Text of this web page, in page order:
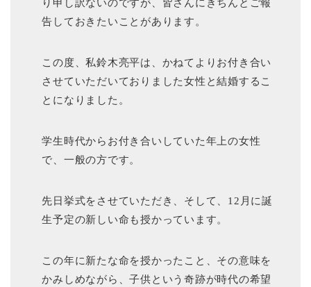
り申し訳ないのですが、皆さんにきちんとご報
告しておきたいことがあります。
この度、私鈴木亮平は、かねてよりお付き合い
させていただいておりました女性と結婚するこ
とになりました。
学生時代からお付き合いしていた年上の女性
で、一般の方です。
先日挙式をさせていただき、そして、12月に誕
生予定の新しい命も授かっています。
この年に新たな命を授かったこと、その意味を
かみしめながら、子供という奇跡が時代の希望